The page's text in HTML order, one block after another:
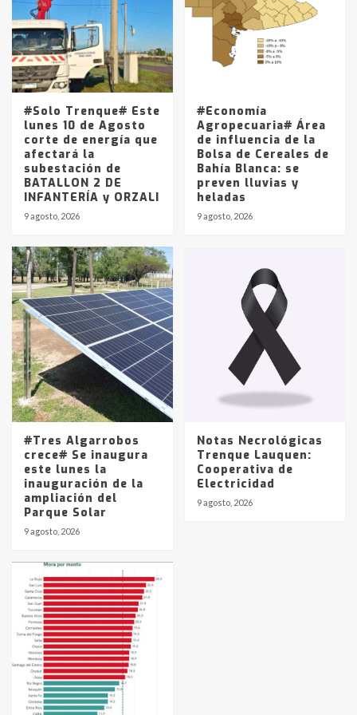
5
Los precios de los combustibles en
La Pampa, desde YPF hasta Axion
entre 857 a 1338 pesos
#Solo Trenque# Este
lunes 10 de Agosto
corte de energía que
afectará la
subestación de
BATALLON 2 DE
INFANTERÍA y ORZALI
9 agosto, 2026
#Economía
Agropecuaria# Área
de influencia de la
Bolsa de Cereales de
Bahía Blanca: se
preven lluvias y
heladas
9 agosto, 2026
#Tres Algarrobos
crece# Se inaugura
este lunes la
inauguración de la
ampliación del
Parque Solar
9 agosto, 2026
Notas Necrológicas
Trenque Lauquen:
Cooperativa de
Electricidad
9 agosto, 2026